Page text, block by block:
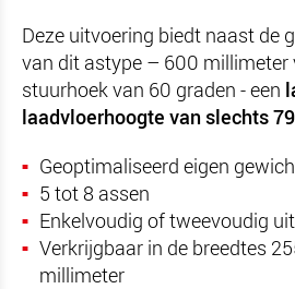
Deze uitvoering biedt naast de
van dit astype – 600 millimeter
stuurhoek van 60 graden - een
laadvloerhoogte van slechts
Geoptimaliseerd eigen
5 tot 8 assen
Enkelvoudig of tweevoudig
Verkrijgbaar in de breedtes
millimeter